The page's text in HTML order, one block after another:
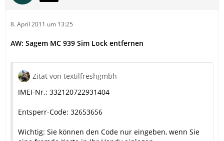
8. April 2011 um 13:25
AW: Sagem MC 939 Sim Lock entfernen
Zitat von textilfreshgmbh
IMEI-Nr.: 332120722931404
Entsperr-Code: 32653656
Wichtig: Sie können den Code nur eingeben, wenn Sie